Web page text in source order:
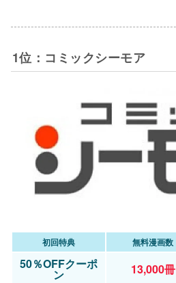
1位：コミックシーモア
初回特典 無料漫画数
50％OFFクーポ
ン 13,000冊